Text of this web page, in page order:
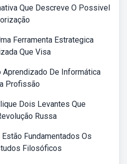
Que Descreve O Possivel
Ferramenta Estrategica
Que Visa
Aprendizado De Informática
Profissão
Dois Levantes Que
Russa
Estão Fundamentados Os
Filosóficos